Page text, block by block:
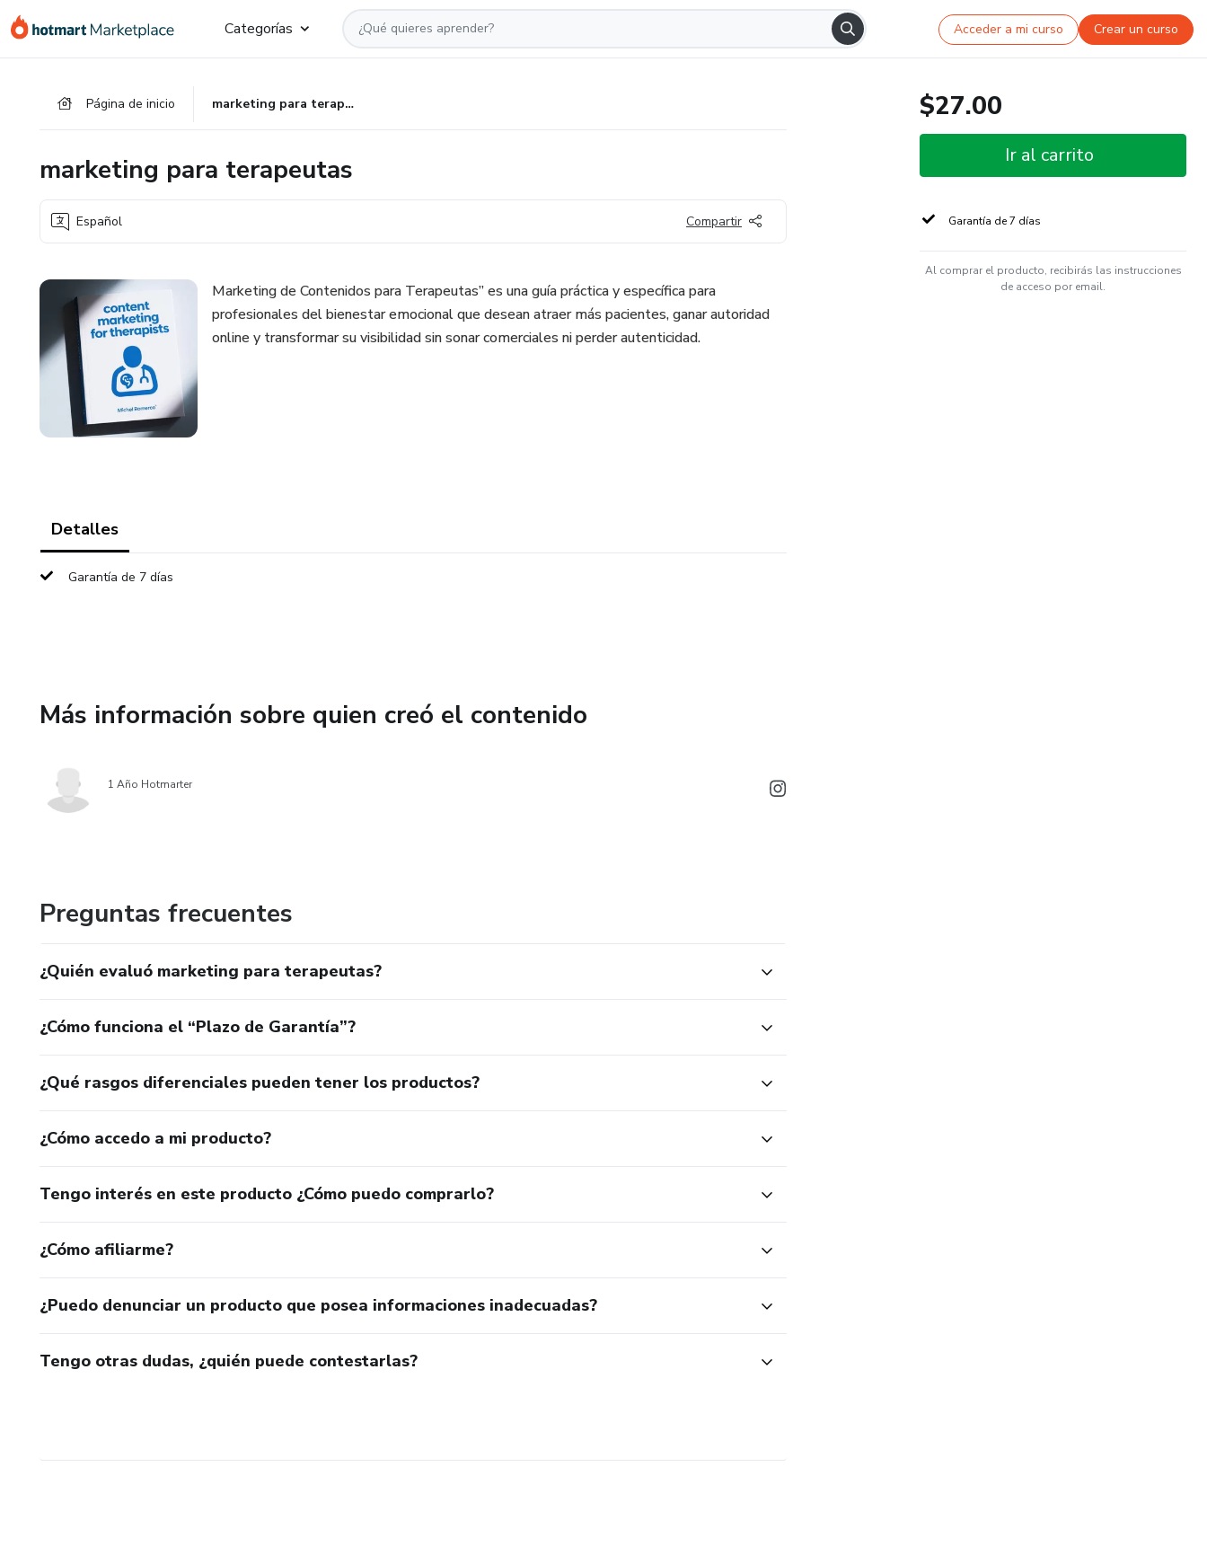
Categorías Acceder a mi curso Crear un curso
Página de inicio marketing para terapeutas
marketing para terapeutas
Español Compartir
Marketing de Contenidos para Terapeutas” es una guía práctica y específica para
profesionales del bienestar emocional que desean atraer más pacientes, ganar autoridad
online y transformar su visibilidad sin sonar comerciales ni perder autenticidad.
Detalles
Garantía de 7 días
Más información sobre quien creó el contenido
1 Año Hotmarter
Preguntas frecuentes
¿Quién evaluó marketing para terapeutas?
¿Cómo funciona el “Plazo de Garantía”?
¿Qué rasgos diferenciales pueden tener los productos?
¿Cómo accedo a mi producto?
Tengo interés en este producto ¿Cómo puedo comprarlo?
¿Cómo afiliarme?
¿Puedo denunciar un producto que posea informaciones inadecuadas?
Tengo otras dudas, ¿quién puede contestarlas?
$27.00
Ir al carrito
Garantía de 7 días
Al comprar el producto, recibirás las instrucciones
de acceso por email.